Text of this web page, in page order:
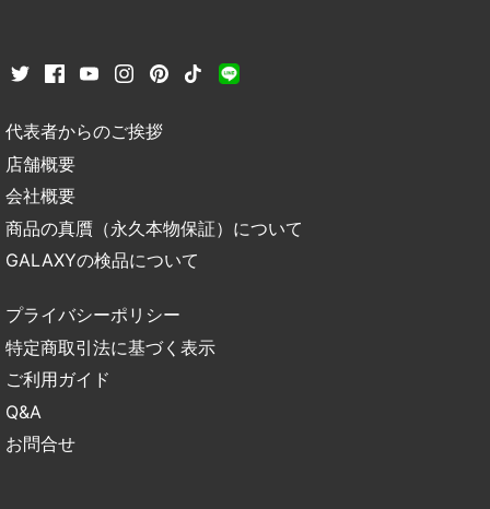
代表者からのご挨拶
店舗概要
会社概要
商品の真贋（永久本物保証）について
GALAXYの検品について
プライバシーポリシー
特定商取引法に基づく表示
ご利用ガイド
Q&A
お問合せ